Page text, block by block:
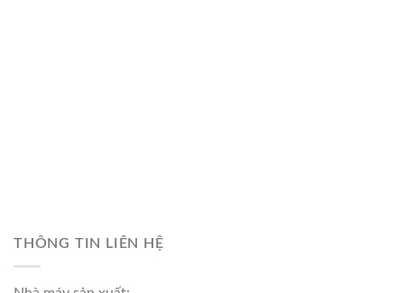
THÔNG TIN LIÊN HỆ